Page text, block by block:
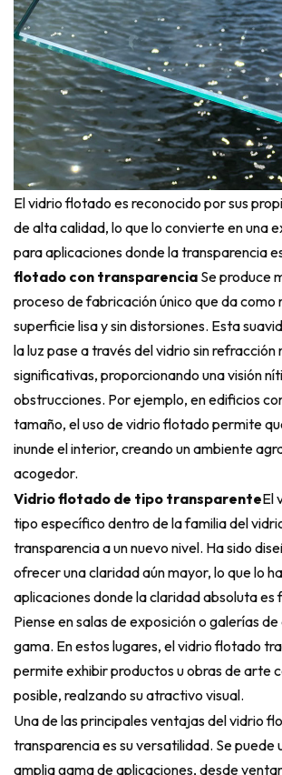
El vidrio flotado es reconocido por sus
de alta calidad, lo que lo convierte en una
para aplicaciones donde la transparencia
flotado con transparencia Se produce
proceso de fabricación único que da como
superficie lisa y sin distorsiones. Esta
la luz pase a través del vidrio sin refracción
significativas, proporcionando una visión
obstrucciones. Por ejemplo, en edificios
tamaño, el uso de vidrio flotado permite
inunde el interior, creando un ambiente
acogedor.
Vidrio flotado de tipo transparenteEl
tipo específico dentro de la familia del
transparencia a un nuevo nivel. Ha sido
ofrecer una claridad aún mayor, lo que lo
aplicaciones donde la claridad absoluta es
Piense en salas de exposición o galerías
gama. En estos lugares, el vidrio flotado
permite exhibir productos u obras de arte
posible, realzando su atractivo visual.
Una de las principales ventajas del vidrio
transparencia es su versatilidad. Se puede
amplia gama de aplicaciones, desde